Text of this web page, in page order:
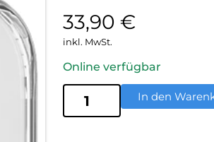
33,90 €
inkl. MwSt.
Online verfügbar
In den